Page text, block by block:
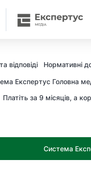
відповіді Нормативні
Експертус Головна
Платіть за 9 місяців, а
Система